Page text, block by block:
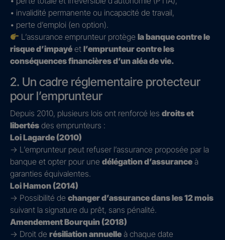
• invalidité permanente ou incapacité de travail,
• perte d’emploi (en option).
L’assurance emprunteur protègela banque contre le
risque d’impayé et l’emprunteur contre les
conséquences financières d’un aléa de vie.
2. Un cadre réglementaire protecteur
pour l’emprunteur
Depuis 2010, plusieurs lois ont renforcé les droits et
libertés des emprunteurs :
Loi Lagarde (2010)
→ L’emprunteur peut refuser l’assurance proposée par la
banque et opter pour une délégation d’assurance à
garanties équivalentes.
Loi Hamon (2014)
→ Possibilité de changer d’assurance dans les 12 mois
suivant la signature du prêt, sans pénalité.
Amendement Bourquin (2018)
→ Droit de résiliation annuelle à chaque date